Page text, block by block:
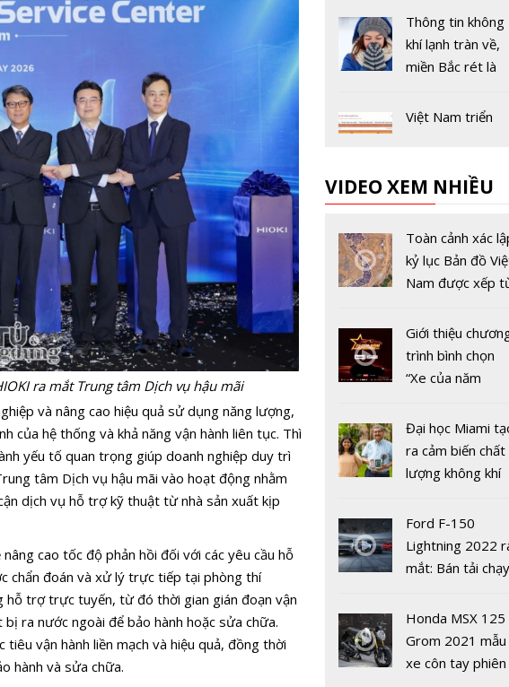
ra mắt Trung tâm Dịch vụ hậu mãi
và nâng cao hiệu quả sử dụng năng lượng,
của hệ thống và khả năng vận hành liên tục. Thì
yếu tố quan trọng giúp doanh nghiệp duy trì
tâm Dịch vụ hậu mãi vào hoạt động nhằm
dịch vụ hỗ trợ kỹ thuật từ nhà sản xuất kịp
cao tốc độ phản hồi đối với các yêu cầu hỗ
chẩn đoán và xử lý trực tiếp tại phòng thí
hỗ trợ trực tuyến, từ đó thời gian gián đoạn vận
ra nước ngoài để bảo hành hoặc sửa chữa.
vận hành liền mạch và hiệu quả, đồng thời
hành và sửa chữa.
công nghệ chiến
lược của tương lai
Thông tin không
khí lạnh tràn về,
miền Bắc rét là
Việt Nam triển
toàn quốc từ 1/7
kết chặt chẽ với
xây dựng, phát
triển chính phủ
Bắc Ninh nỗ lực
CNTT phát triển
kinh tế số
VIDEO XEM NHIỀU
Toàn cảnh xác
kỷ lục Bản đồ
Nam được xếp
năm 2022
Giới thiệu
trình bình chọn
“Xe của năm
Đại học Miami
ra cảm biến chất
lượng không khí
19
Ford F-150
Lightning 2022
mắt: Bán tải chạy
chưa đến 40 nghìn
USD
Honda MSX 125
Grom 2021 mẫu
xe côn tay phiên